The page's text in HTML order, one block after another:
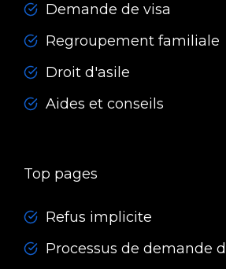
Demande de visa
Regroupement familiale
Droit d'asile
Aides et conseils
Top pages
Refus implicite
Processus de demande